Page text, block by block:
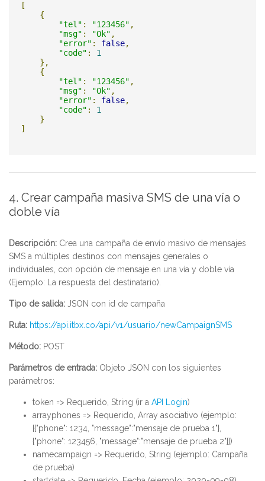
[
{
"tel" : "123456" ,
"msg" : "Ok" ,
"error" : false,
"code" :
1
},
{
"tel" : "123456" ,
"msg" : "Ok" ,
"error" : false,
"code" :
1
}
]
4. Crear campaña masiva SMS de una vía o
doble vía
Descripción: Crea una campaña de envío masivo de mensajes
SMS a múltiples destinos con mensajes generales o
individuales, con opción de mensaje en una vía y doble vía
(Ejemplo: La respuesta del destinatario).
Tipo de salida: JSON con id de campaña
Ruta: https://api.itbx.co/api/v1/usuario/newCampaignSMS
Método: POST
Parámetros de entrada: Objeto JSON con los siguientes
parámetros:
token => Requerido, String (ir a API Login)
arrayphones => Requerido, Array asociativo (ejemplo:
[{"phone": 1234, "message":"mensaje de prueba 1"},
{"phone": 123456, "message":"mensaje de prueba 2"}])
namecampaign => Requerido, String (ejemplo: Campaña
de prueba)